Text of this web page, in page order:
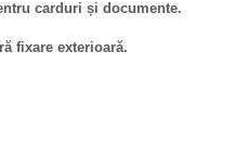
carduri și documente.
fixare exterioară.